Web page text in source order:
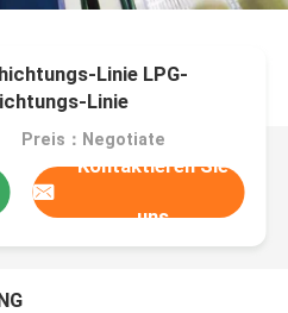
Linie LPG-
Linie
Preis：Negotiate
Kontaktieren Sie
uns